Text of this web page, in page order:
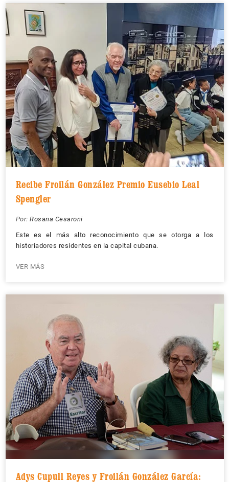
Recibe Froilán González Premio Eusebio Leal
Spengler
Por: Rosana Cesaroni
Este es el más alto reconocimiento que se otorga a los
historiadores residentes en la capital cubana.
VER MÁS
Adys Cupull Reyes y Froilán González García: